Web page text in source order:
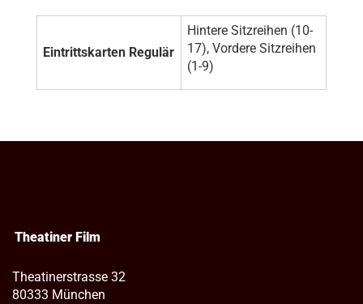
Eintrittskarten Regulär
Hintere Sitzreihen (10-
17), Vordere Sitzreihen
(1-9)
Theatiner Film
Theatinerstrasse 32
80333 München